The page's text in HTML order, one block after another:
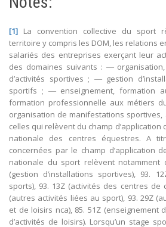
[1] La convention collective du sport
territoire y compris les DOM, les relations
salariés des entreprises exerçant leur
des domaines suivants : ―
d’activités sportives ; ― gestion
sportifs ; ― enseignement, formation
formation professionnelle aux métiers
organisation de manifestations sportives,
celles qui relèvent du champ d’application
nationale des centres équestres. A
concernées par le champ d’application
nationale du sport relèvent notamment
(gestion d’installations sportives), 93.
sports), 93. 13Z (activités des centres de
(autres activités liées au sport), 93. 29Z
et de loisirs nca), 85. 51Z (enseignement
d’activités de loisirs). Lorsqu’un stage